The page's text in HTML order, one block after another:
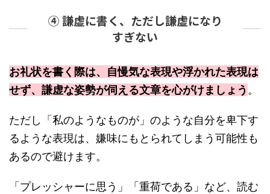
④ 謙虚に書く、ただし謙虚になり
すぎない
お礼状を書く際は、自慢気な表現や浮かれた表現は
せず、謙虚な姿勢が伺える文章を心がけましょう 。
ただし「私のようなものが」のような自分を卑下す
るような表現は、嫌味にもとられてしまう可能性も
あるので避けます。
「プレッシャーに思う」「重荷である」など、読む